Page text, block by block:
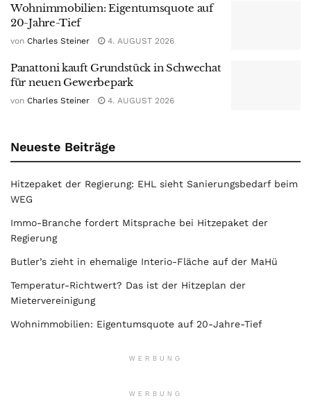
Wohnimmobilien: Eigentumsquote auf
20-Jahre-Tief
von Charles Steiner 4. AUGUST 2026
Panattoni kauft Grundstück in Schwechat
für neuen Gewerbepark
von Charles Steiner 4. AUGUST 2026
Neueste Beiträge
Hitzepaket der Regierung: EHL sieht Sanierungsbedarf beim
WEG
Immo-Branche fordert Mitsprache bei Hitzepaket der
Regierung
Butler’s zieht in ehemalige Interio-Fläche auf der MaHü
Temperatur-Richtwert? Das ist der Hitzeplan der
Mietervereinigung
Wohnimmobilien: Eigentumsquote auf 20-Jahre-Tief
WERBUNG
WERBUNG